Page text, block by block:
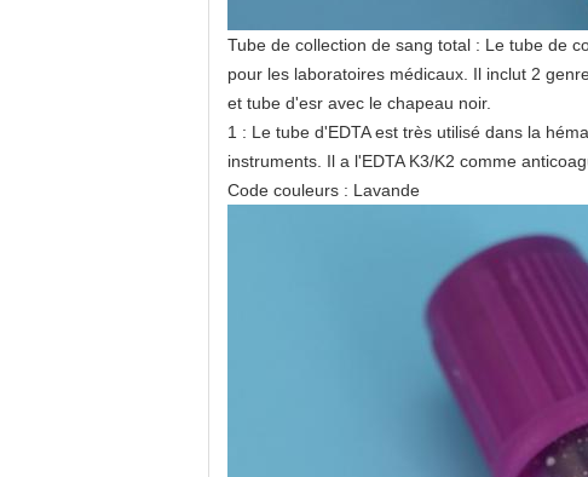
Tube de collection de sang total : Le tube de
pour les laboratoires médicaux. Il inclut 2
et tube d'esr avec le chapeau noir.
1 : Le tube d'EDTA est très utilisé dans la
instruments. Il a l'EDTA K3/K2 comme
Code couleurs : Lavande